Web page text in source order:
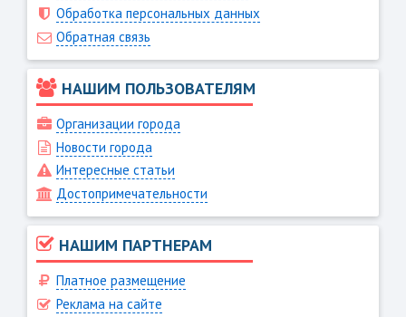
Обработка персональных данных
Обратная связь
НАШИМ ПОЛЬЗОВАТЕЛЯМ
Организации города
Новости города
Интересные статьи
Достопримечательности
НАШИМ ПАРТНЕРАМ
Платное размещение
Реклама на сайте